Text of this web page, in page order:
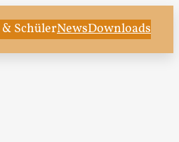
SchülerNewsDownloads